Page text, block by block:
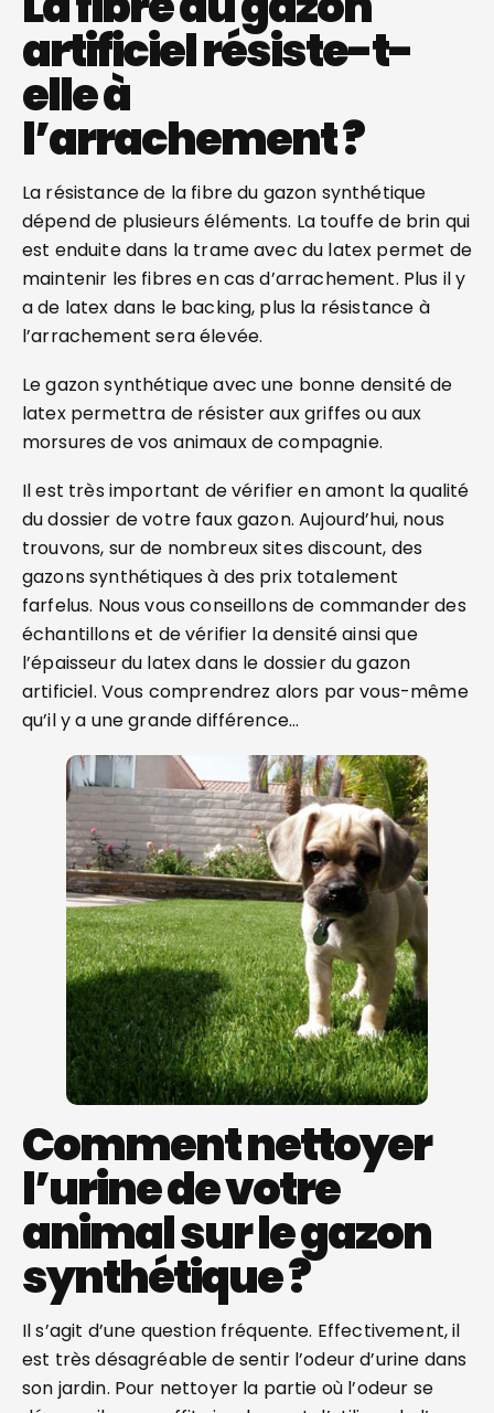
artificiel résiste-t-
elle à
l’arrachement ?
La résistance de la fibre du gazon synthétique
dépend de plusieurs éléments. La touffe de brin qui
est enduite dans la trame avec du latex permet de
maintenir les fibres en cas d’arrachement. Plus il y
a de latex dans le backing, plus la résistance à
l’arrachement sera élevée.
Le gazon synthétique avec une bonne densité de
latex permettra de résister aux griffes ou aux
morsures de vos animaux de compagnie.
Il est très important de vérifier en amont la qualité
du dossier de votre faux gazon. Aujourd’hui, nous
trouvons, sur de nombreux sites discount, des
gazons synthétiques à des prix totalement
farfelus. Nous vous conseillons de commander des
échantillons et de vérifier la densité ainsi que
l’épaisseur du latex dans le dossier du gazon
artificiel. Vous comprendrez alors par vous-même
qu’il y a une grande différence…
Comment nettoyer
l’urine de votre
animal sur le gazon
synthétique ?
Il s’agit d’une question fréquente. Effectivement, il
est très désagréable de sentir l’odeur d’urine dans
son jardin. Pour nettoyer la partie où l’odeur se